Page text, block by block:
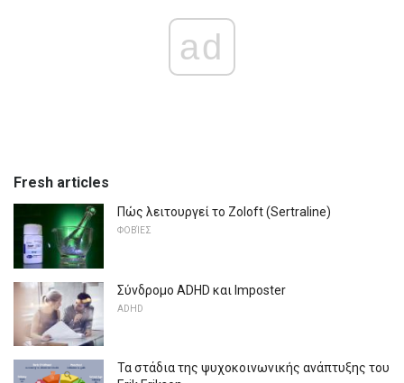
ad
Fresh articles
Πώς λειτουργεί το Zoloft (Sertraline)
ΦΟΒΊΕΣ
Σύνδρομο ADHD και Imposter
ADHD
Τα στάδια της ψυχοκοινωνικής ανάπτυξης του